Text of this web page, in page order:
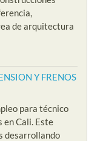
de arquitectura
Y FRENOS
para técnico
en Cali. Este
desarrollando